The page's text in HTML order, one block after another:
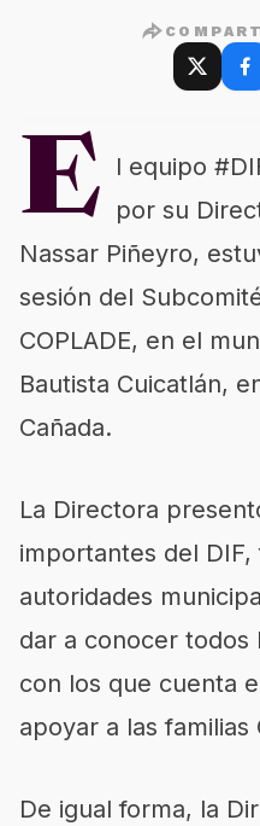
E
l equipo
por su
Nassar Piñeyro,
sesión del
COPLADE, en el
Bautista Cuicatlán,
Cañada.
La Directora
importantes del
autoridades
dar a conocer todos
con los que cuenta
apoyar a las familias
De igual forma, la